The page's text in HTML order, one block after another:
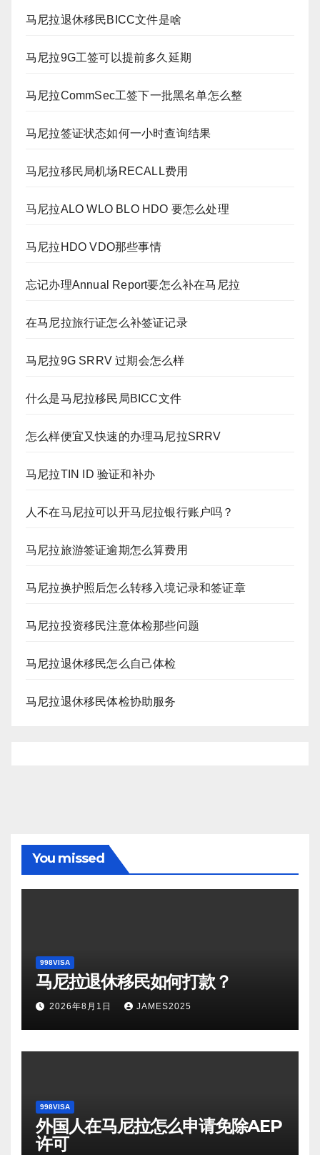
马尼拉退休移民BICC文件是啥
马尼拉9G工签可以提前多久延期
马尼拉CommSec工签下一批黑名单怎么整
马尼拉签证状态如何一小时查询结果
马尼拉移民局机场RECALL费用
马尼拉ALO WLO BLO HDO 要怎么处理
马尼拉HDO VDO那些事情
忘记办理Annual Report要怎么补在马尼拉
在马尼拉旅行证怎么补签证记录
马尼拉9G SRRV 过期会怎么样
什么是马尼拉移民局BICC文件
怎么样便宜又快速的办理马尼拉SRRV
马尼拉TIN ID 验证和补办
人不在马尼拉可以开马尼拉银行账户吗？
马尼拉旅游签证逾期怎么算费用
马尼拉换护照后怎么转移入境记录和签证章
马尼拉投资移民注意体检那些问题
马尼拉退休移民怎么自己体检
马尼拉退休移民体检协助服务
You missed
998VISA
马尼拉退休移民如何打款？
2026年8月1日 JAMES2025
998VISA
外国人在马尼拉怎么申请免除AEP
许可